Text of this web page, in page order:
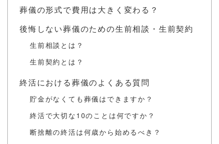
葬儀の形式で費用は大きく変わる？
後悔しない葬儀のための生前相談・生前契約
生前相談とは？
生前契約とは？
終活における葬儀のよくある質問
貯金がなくても葬儀はできますか？
終活で大切な10のことは何ですか？
断捨離の終活は何歳から始めるべき？